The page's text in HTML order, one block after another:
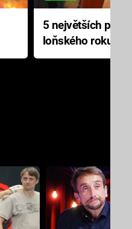
5 největších
loňského roku:
jediné katastrofě